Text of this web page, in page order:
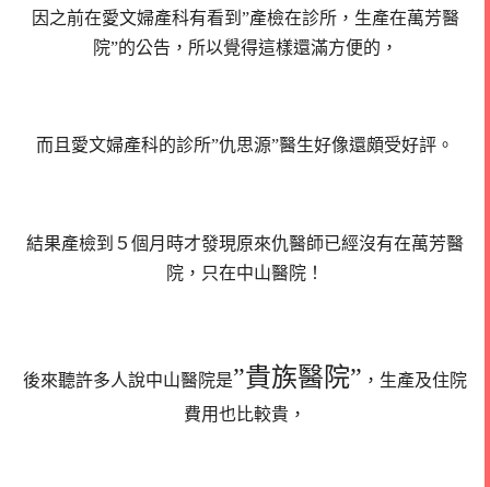
因之前在愛文婦產科有看到”產檢在診所，生產在萬芳醫
院”的公告，所以覺得這樣還滿方便的，
而且愛文婦產科的診所”仇思源”醫生好像還頗受好評。
結果產檢到５個月時才發現原來仇醫師已經沒有在萬芳醫
院，只在中山醫院！
後來聽許多人說中山醫院是”貴族醫院” ，生產及住院
費用也比較貴，